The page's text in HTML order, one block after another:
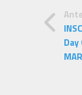
Day